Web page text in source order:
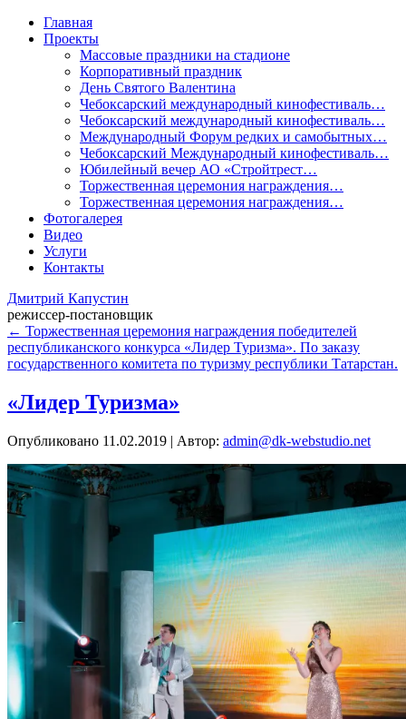
Главная
Проекты
Массовые праздники на стадионе
Корпоративный праздник
День Святого Валентина
Чебоксарский международный кинофестиваль…
Чебоксарский международный кинофестиваль…
Международный Форум редких и самобытных…
Чебоксарский Международный кинофестиваль…
Юбилейный вечер АО «Стройтрест…
Торжественная церемония награждения…
Торжественная церемония награждения…
Фотогалерея
Видео
Услуги
Контакты
Дмитрий Капустин
режиссер-постановщик
← Торжественная церемония награждения победителей
республиканского конкурса «Лидер Туризма». По заказу
государственного комитета по туризму республики Татарстан.
«Лидер Туризма»
Опубликовано 11.02.2019 | Автор: admin@dk-webstudio.net